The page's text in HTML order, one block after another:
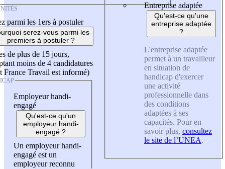
parmi les 1ers à postuler
serez-vous parmi les
premiers à postuler ?
de plus de 15 jours,
moins de 4 candidatures
France Travail est informé)
Employeur handi-
engagé
Qu'est-ce qu'un
employeur handi-
engagé ?
Un employeur handi-
engagé est un
employeur reconnu
Entreprise adaptée
Qu'est-ce qu'une
entreprise adaptée
?
L'entreprise adaptée
permet à un travailleur
en situation de
handicap d'exercer
une activité
professionnelle dans
des conditions
adaptées à ses
capacités. Pour en
savoir plus, consultez
le site de l’UNEA.